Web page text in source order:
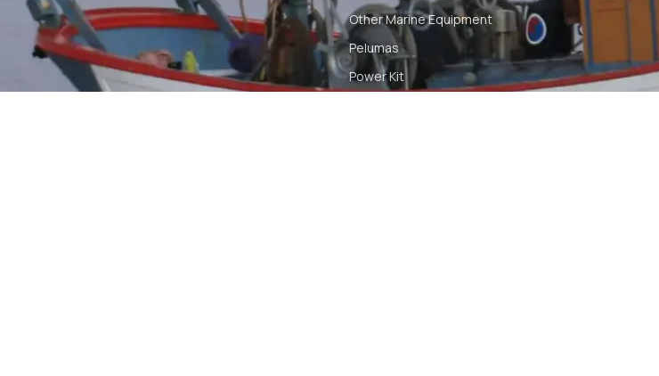
Other Marine Equipment
Pelumas
Power Kit